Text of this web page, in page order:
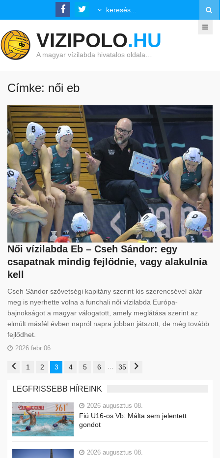
VIZIPOLO.HU
A magyar vízilabda hivatalos oldala…
Címke: női eb
Női vízilabda Eb – Cseh Sándor: egy
csapatnak mindig fejlődnie, vagy alakulnia
kell
Cseh Sándor szövetségi kapitány szerint kis szerencsével akár
meg is nyerhette volna a funchali női vízilabda Európa-
bajnokságot a magyar válogatott, amely meglátása szerint az
elmúlt másfél évben napról napra jobban játszott, de még tovább
fejlődhet.
2026 febr 06
1 2 3 4 5 6 35
LEGFRISSEBB HÍREINK
2026 augusztus 08.
Fiú U16-os Vb: Málta sem jelentett
gondot
2026 augusztus 08.